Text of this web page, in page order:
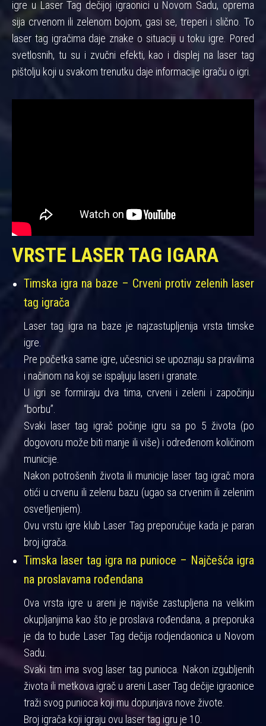
igre u Laser Tag dečijoj igraonici u Novom Sadu, oprema
sija crvenom ili zelenom bojom, gasi se, treperi i slično. To
laser tag igračima daje znake o situaciji u toku igre. Pored
svetlosnih, tu su i zvučni efekti, kao i displej na laser tag
pištolju koji u svakom trenutku daje informacije igraču o igri.
VRSTE LASER TAG IGARA
Timska igra na baze – Crveni protiv zelenih laser
tag igrača
Laser tag igra na baze je najzastupljenija vrsta timske
igre.
Pre početka same igre, učesnici se upoznaju sa pravilima
i načinom na koji se ispaljuju laseri i granate.
U igri se formiraju dva tima, crveni i zeleni i započinju
“borbu”.
Svaki laser tag igrač počinje igru sa po 5 života (po
dogovoru može biti manje ili više) i određenom količinom
municije.
Nakon potrošenih života ili municije laser tag igrač mora
otići u crvenu ili zelenu bazu (ugao sa crvenim ili zelenim
osvetljenjiem).
Ovu vrstu igre klub Laser Tag preporučuje kada je paran
broj igrača.
Timska laser tag igra na punioce – Najčešća igra
na proslavama rođendana
Ova vrsta igre u areni je najviše zastupljena na velikim
okupljanjima kao što je proslava rođendana, a preporuka
je da to bude Laser Tag dečija rodjendaonica u Novom
Sadu.
Svaki tim ima svog laser tag punioca. Nakon izgubljenih
života ili metkova igrač u areni Laser Tag dečije igraonice
traži svog punioca koji mu dopunjava nove živote.
Broj igrača koji igraju ovu laser tag igru je 10.